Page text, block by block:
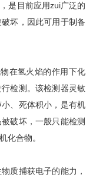
是目前应用zui广泛的
坏，因此可用于制备
在氢火焰的作用下化
检测。该检测器灵敏
、死体积小，是有机
破坏，一般只能检测
化合物。
质捕获电子的能力，